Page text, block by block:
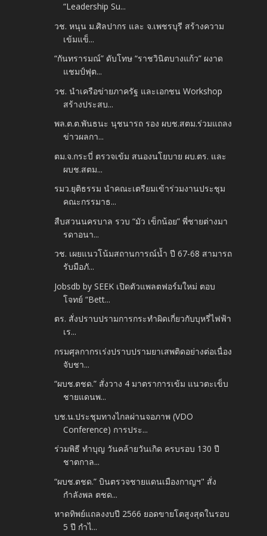
“Leadership Su...
วช. หนุน ม.ศิลปากร และ จ.เพชรบุรี สร้างความ
เข้มแข็...
“กันทรารมณ์” ดับโทษ “ราชวินิตบางแก้ว” ผงาด
แชมป์ฟุต...
วช. นำเครือข่ายภาครัฐ และเอกชน Workshop
สร้างประสบ...
พล.ต.ต.พันธนะ นุชนารถ รอง ผบช.สตม.ร่วมแถลง
ข่าวผลกา...
ตม.จ.กระบี่ ตรวจเข้ม สนองนโยบาย ผบ.ตร. และ
ผบช.สตม...
รมว.ยุติธรรม นำคณะเตรียมเข้าร่วมงานประชุม
คณะกรรมาธ...
สืบสวนนครบาล รวบ “มัว เข็กน้อย” พี่ชายต่างมา
รดาอนา...
วช. เผยแนวโน้มสถานการณ์น้ำ ปี 67-68 สามารถ
รับมือภั...
Jobsdb by SEEK เปิดตัวแพลตฟอร์มใหม่ ตอบ
โจทย์ “Bett...
ตร. สั่งปราบปรามการกระทำผิดเกี่ยวกับบุหรี่ไฟฟ้า
เร...
กรมศุลกากรเร่งปราบปรามยาเสพติดอย่างต่อเนื่อง
จับชา...
“ผบช.ตชด.” สั่งวาง 4 มาตราการเข้ม แนวตะเข็บ
ชายแดนพ...
บช.น.ประชุมทางไกลผ่านจอภาพ (VDO
Conference) การประ...
ร่วมพิธี ทำบุญ วันคล้ายวันเกิด ครบรอบ 130 ปี
ชาตกาล...
“ผบช.ตชด.” บินตรวจชายแดนเมืองกาญฯ" สั่ง
กำลังพล ตชด...
หาดทิพย์แถลงงบปี 2566 ยอดขายโตสูงสุดในรอบ
5 ปี กำไ...